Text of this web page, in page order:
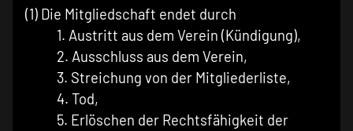
(1) Die Mitgliedschaft endet durch
1. Austritt aus dem Verein (Kündigung),
2. Ausschluss aus dem Verein,
3. Streichung von der Mitgliederliste,
4. Tod,
5. Erlöschen der Rechtsfähigkeit der